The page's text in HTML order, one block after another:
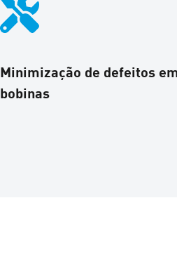
Minimização de defeitos
bobinas